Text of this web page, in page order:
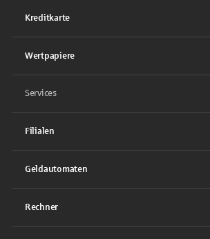
Kreditkarte
Wertpapiere
Services
Filialen
Geldautomaten
Rechner